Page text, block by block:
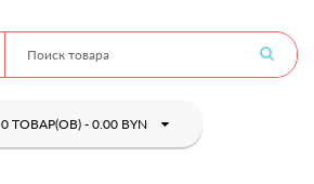
0 ТОВАР(ОВ) - 0.00 BYN